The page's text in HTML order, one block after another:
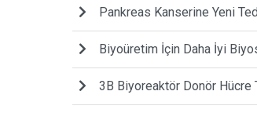
Pankreas Kanserine Yeni
Biyoüretim İçin Daha İyi
3B Biyoreaktör Donör